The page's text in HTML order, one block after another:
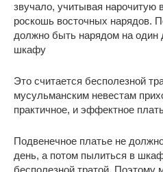
звучало, учитывая нарочитую
роскошь восточных нарядов.
должно быть нарядом на один
шкафу
Это считается бесполезной
мусульманским невестам
практичное, и эффектное
Подвенечное платье не
день, а потом пылиться в